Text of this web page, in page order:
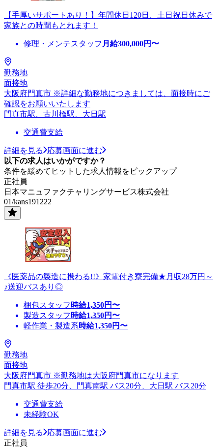
【手厚いサポートあり！】年間休日120日、土日祝日休みで
家族との時間もとれます！
修理・メンテスタッフ 月給300,000円〜
勤務地
面接地
大阪府門真市 ※詳細な勤務地につきましては、面接時にご
確認をお願いいたします
門真市駅、古川橋駅、大日駅
交通費支給
詳細を見る
応募画面に進む
以下の求人はいかがですか？
条件を緩めてヒットした求人情報をピックアップ
正社員
日本マニュファクチャリングサービス株式会社
01/kans191222
《医薬品の製造に携わる!!》家電付き寮完備★月収28万円～
♪送迎バスあり◎
梱包スタッフ 時給1,350円〜
製造スタッフ 時給1,350円〜
軽作業・製造系時給1,350円〜
勤務地
面接地
大阪府門真市 ※勤務地は大阪府門真市になります
門真市駅 徒歩20分、門真南駅 バス20分、大日駅 バス20分
交通費支給
未経験OK
詳細を見る
応募画面に進む
正社員